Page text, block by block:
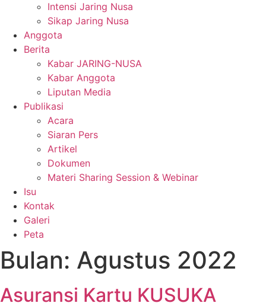
Intensi Jaring Nusa
Sikap Jaring Nusa
Anggota
Berita
Kabar JARING-NUSA
Kabar Anggota
Liputan Media
Publikasi
Acara
Siaran Pers
Artikel
Dokumen
Materi Sharing Session & Webinar
Isu
Kontak
Galeri
Peta
Bulan: Agustus 2022
Asuransi Kartu KUSUKA